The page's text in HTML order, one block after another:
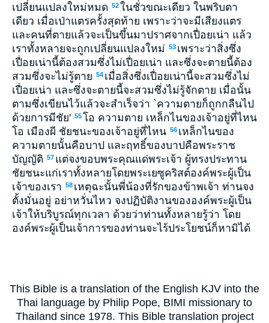
เปลี่ยนแปลงใหม่หมด 52ในชั่วขณะเดียว ในพริบตา
เดียว เมื่อเป่าแตรครั้งสุดท้าย เพราะว่าจะมีเสียงแตร
และคนที่ตายแล้วจะเป็นขึ้นมาปราศจากเปื่อยเน่า แล้ว
เราทั้งหลายจะถูกเปลี่ยนแปลงใหม่ 53 เพราะว่าสิ่งซึ่ง
เปื่อยเน่านี้ต้องสวมซึ่งไม่เปื่อยเน่า และซึ่งจะตายนี้ต้อง
สวมซึ่งจะไม่รู้ตาย 54 เมื่อสิ่งซึ่งเปื่อยเน่านี้จะสวมซึ่งไม่
เปื่อยเน่า และซึ่งจะตายนี้จะสวมซึ่งไม่รู้จักตาย เมื่อนั้น
ตามซึ่งเขียนไว้แล้วจะสำเร็จว่า `ความตายก็ถูกกลืนไป
ด้วยการมีชัย' 55โอ ความตาย เหล็กไนของเจ้าอยู่ที่ไหน
โอ เมืองผี ชัยชนะของเจ้าอยู่ที่ไหน 56 เหล็กไนของ
ความตายนั้นคือบาป และฤทธิ์ของบาปคือพระราช
บัญญัติ 57 แต่จงขอบพระคุณแด่พระเจ้า ผู้ทรงประทาน
ชัยชนะแก่เราทั้งหลายโดยพระเยซูคริสต์องค์พระผู้เป็น
เจ้าของเรา 58 เหตุฉะนั้นพี่น้องที่รักของข้าพเจ้า ท่านจง
ตั้งมั่นอยู่ อย่าหวั่นไหว จงปฏิบัติงานขององค์พระผู้เป็น
เจ้าให้บริบูรณ์ทุกเวลา ด้วยว่าท่านทั้งหลายรู้ว่า โดย
องค์พระผู้เป็นเจ้าการของท่านจะไร้ประโยชน์ก็หามิได้
This Bible is a translation of the English KJV into the
Thai language by Philip Pope, BIMI missionary to
Thailand since 1978. This Bible translation project